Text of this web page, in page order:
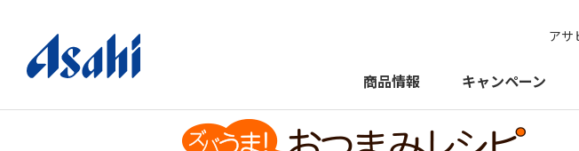
アサ
商品情報 キャンペーン